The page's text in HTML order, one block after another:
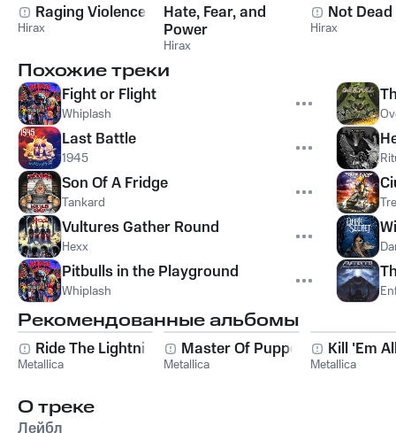
Raging Violence
Hirax
Hate, Fear, and
Power
Hirax
Not Dead
Hirax
Похожие треки
Fight or Flight
Whiplash
Last Battle
1945
Son Of A Fridge
Tankard
Vultures Gather Round
Hexx
Pitbulls in the Playground
Whiplash
Рекомендованные альбомы
Ride The Lightning
Metallica
Master Of Puppets
Metallica
Kill 'Em
Metallica
О треке
Лейбл